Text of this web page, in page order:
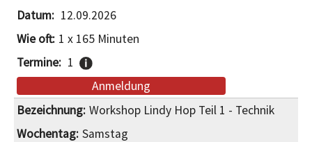
12.09.2026
1 x 165 Minuten
1
Anmeldung
Workshop Lindy Hop Teil 1 - Technik
Samstag